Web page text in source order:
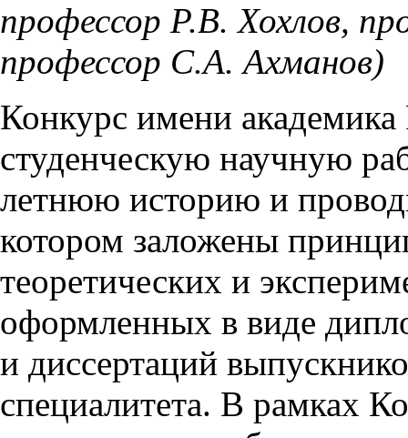
профессор Р.В. Хохлов,
профессор С.А. Ахманов)
Конкурс имени
студенческую научную
летнюю историю и
котором заложены
теоретических и
оформленных в виде
и диссертаций
специалитета. В рамках